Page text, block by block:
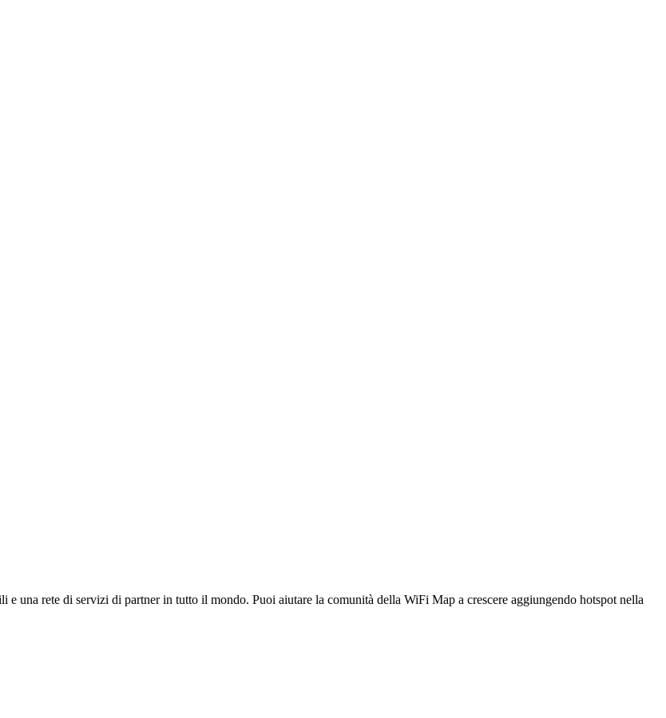
una rete di servizi di partner in tutto il mondo. Puoi aiutare la comunità della WiFi Map a crescere aggiungendo hotspot nella